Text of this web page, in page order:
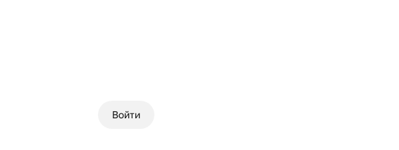
Войти